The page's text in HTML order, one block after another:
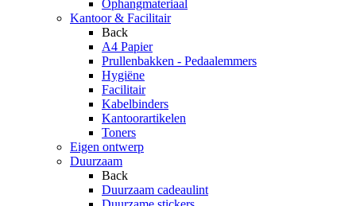
Ophangmateriaal
Kantoor & Facilitair
Back
A4 Papier
Prullenbakken - Pedaalemmers
Hygiëne
Facilitair
Kabelbinders
Kantoorartikelen
Toners
Eigen ontwerp
Duurzaam
Back
Duurzaam cadeaulint